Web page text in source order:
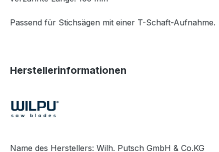
Passend für Stichsägen mit einer T-Schaft-Aufnahme.
Herstellerinformationen
Name des Herstellers: Wilh. Putsch GmbH & Co.KG